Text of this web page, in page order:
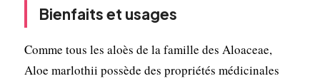
Bienfaits et usages
Comme tous les aloès de la famille des Aloaceae,
Aloe marlothii possède des propriétés médicinales